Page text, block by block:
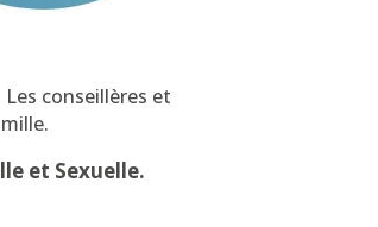
conseillères et
et Sexuelle.